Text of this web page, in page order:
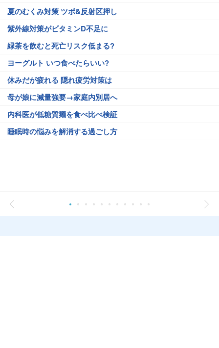
夏のむくみ対策 ツボ&反射区押し
紫外線対策がビタミンD不足に
緑茶を飲むと死亡リスク低まる?
ヨーグルト いつ食べたらいい?
休みだが疲れる 隠れ疲労対策は
母が娘に減量強要→家庭内別居へ
内科医が低糖質麺を食べ比べ検証
睡眠時の悩みを解消する過ごし方